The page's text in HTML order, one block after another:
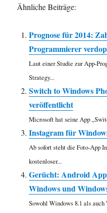
Ähnliche Beiträge:
Prognose für 2014:
Programmierer
Laut einer Studie zur App-
Strategy...
Switch to Windows
veröffentlicht
Microsoft hat seine App
Instagram für
Ab sofort steht die Foto-App
kostenloser...
Gerücht: Android
Windows und
Sowohl Windows 8.1 als